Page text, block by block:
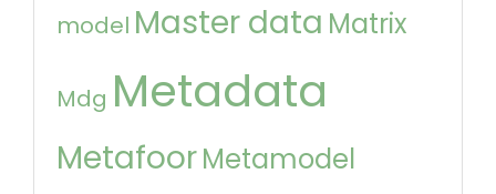
model Master data Matrix
Mdg Metadata
MetafoorMetamodel